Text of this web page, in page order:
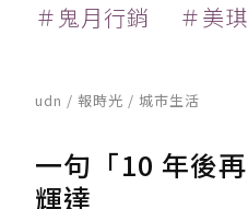
＃鬼月行銷 ＃美
udn / 報時光 / 城市生活
一句「10 年後
輝達